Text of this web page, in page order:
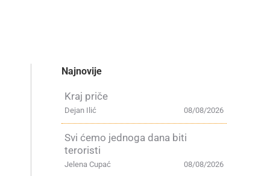
Najnovije
Kraj priče
08/08/2026
Dejan Ilić
Svi ćemo jednoga dana biti
teroristi
08/08/2026
Jelena Cupać